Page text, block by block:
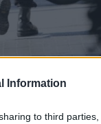
Information
to third